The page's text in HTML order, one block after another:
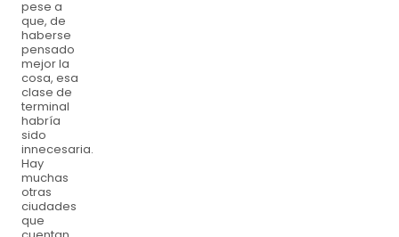
pese a
que, de
haberse
pensado
mejor la
cosa, esa
clase de
terminal
habría
sido
innecesaria.
Hay
muchas
otras
ciudades
que